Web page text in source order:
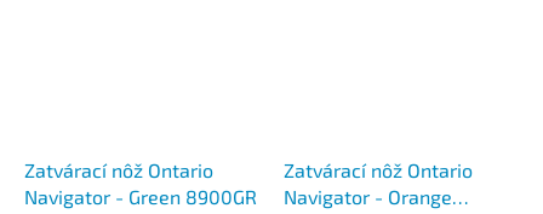
Zatvárací nôž Ontario
Navigator - Green 8900GR
Zatvárací nôž Ontario
Navigator - Orange